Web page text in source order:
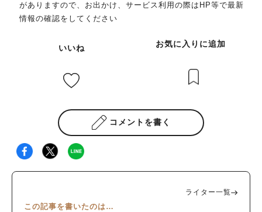
がありますので、お出かけ、サービス利用の際はHP等で最新
情報の確認をしてください
いいね お気に入りに追加
コメントを書く
ライター一覧
この記事を書いたのは…